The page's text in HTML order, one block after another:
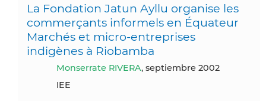
La Fondation Jatun Ayllu organise les
commerçants informels en Équateur
Marchés et micro-entreprises
indigènes à Riobamba
Monserrate RIVERA, septiembre 2002
IEE